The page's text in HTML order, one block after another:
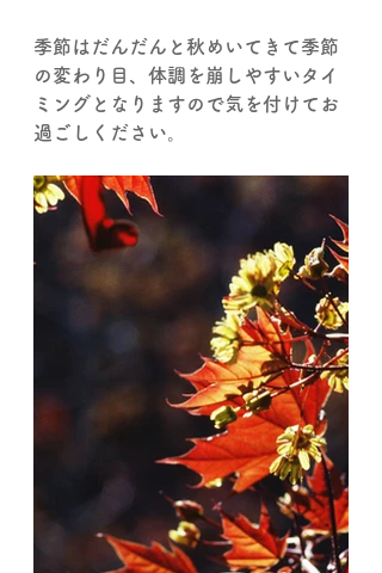
季節はだんだんと秋めいてきて季節
の変わり目、体調を崩しやすいタイ
ミングとなりますので気を付けてお
過ごしください。